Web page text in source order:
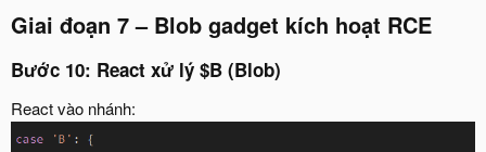
Giai đoạn 7 – Blob gadget kích hoạt RCE
Bước 10: React xử lý $B (Blob)
React vào nhánh: